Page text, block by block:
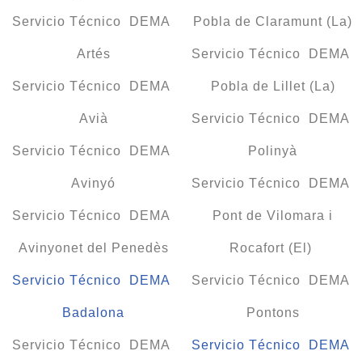
Servicio Técnico DEMA
Artés
Servicio Técnico DEMA
Avià
Servicio Técnico DEMA
Avinyó
Servicio Técnico DEMA
Avinyonet del Penedès
Servicio Técnico DEMA
Badalona
Servicio Técnico DEMA
Pobla de Claramunt (La)
Servicio Técnico DEMA
Pobla de Lillet (La)
Servicio Técnico DEMA
Polinyà
Servicio Técnico DEMA
Pont de Vilomara i
Rocafort (El)
Servicio Técnico DEMA
Pontons
Servicio Técnico DEMA